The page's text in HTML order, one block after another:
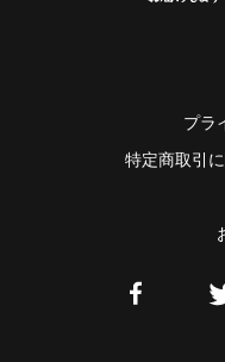
プラ
特定商取引